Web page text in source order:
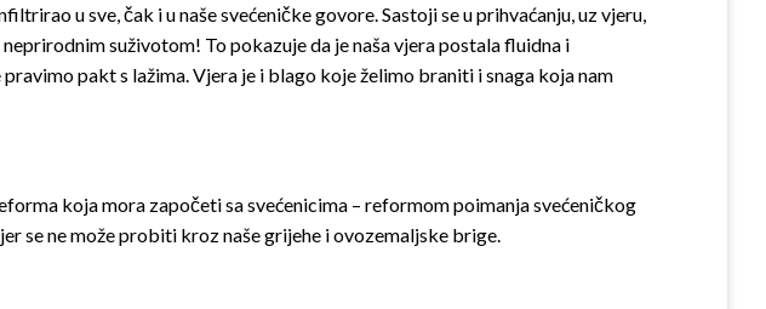
u sve, čak i u naše svećeničke govore. Sastoji se u prihvaćanju, uz vjeru,
suživotom! To pokazuje da je naša vjera postala fluidna i
pakt s lažima. Vjera je i blago koje želimo braniti i snaga koja nam
koja mora započeti sa svećenicima – reformom poimanja svećeničkog
se ne može probiti kroz naše grijehe i ovozemaljske brige.